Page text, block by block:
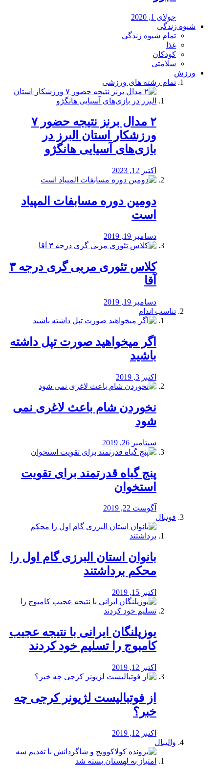
جولای 1, 2020
شیوه زندگی
تمام شیوه زندگی
غذا
کودکان
سلامتی
ورزش
تمام رشته های ورزشی
۲ مدال برنز نتیجه حضور ۷
ورزشکار استان البرز در
بازی‌های آسیایی هانگژو
اکتبر 12, 2023
دومین دوره مسابفات المپیاد
است
دسامبر 19, 2019
کلاس تئوری مربی گری درجه ۳
آقا
دسامبر 19, 2019
تناسب اندام
اگر میخواهید صورت تپل داشته
باشید
اکتبر 3, 2019
نخوردن شام باعث لاغری نمی
‌شود
سپتامبر 26, 2019
پنج گیاه قدرتمند برای تقویت
استخوان
آگوست 22, 2019
فوتبال
بانوان استان البرزی گام اول را
محكم برداشتند
اکتبر 15, 2019
یوزپلنگان ایرانی با نتیجه عجیب
کامبوج را تسلیم خود کردند
اکتبر 12, 2019
از فوتبالیست لژیونر کرجی چه
خبر؟
اکتبر 12, 2019
والیبال